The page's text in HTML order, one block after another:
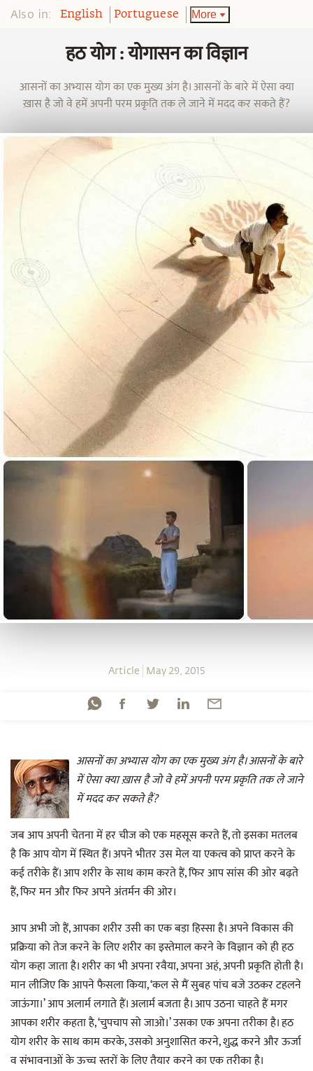
Also in: English Portuguese More
हठ योग : योगासन का विज्ञान
आसनों का अभ्यास योग का एक मुख्य अंग है। आसनों के बारे में ऐसा क्या
ख़ास है जो वे हमें अपनी परम प्रकृति तक ले जाने में मदद कर सकते हैं?
Article May 29, 2015
आसनों का अभ्यास योग का एक मुख्य अंग है। आसनों के बारे
में ऐसा क्या ख़ास है जो वे हमें अपनी परम प्रकृति तक ले जाने
में मदद कर सकते हैं?
जब आप अपनी चेतना में हर चीज को एक महसूस करते हैं, तो इसका मतलब
है कि आप योग में स्थित हैं। अपने भीतर उस मेल या एकत्व को प्राप्त करने के
कई तरीके हैं। आप शरीर के साथ काम करते हैं, फिर आप सांस की ओर बढ़ते
हैं, फिर मन और फिर अपने अंतर्मन की ओर।
आप अभी जो हैं, आपका शरीर उसी का एक बड़ा हिस्सा है। अपने विकास की
प्रक्रिया को तेज करने के लिए शरीर का इस्तेमाल करने के विज्ञान को ही हठ
योग कहा जाता है। शरीर का भी अपना रवैया, अपना अहं, अपनी प्रकृति होती है।
मान लीजिए कि आपने फैसला किया, ‘कल से मैं सुबह पांच बजे उठकर टहलने
जाऊंगा।’ आप अलार्म लगाते हैं। अलार्म बजता है। आप उठना चाहते हैं मगर
आपका शरीर कहता है, ‘चुपचाप सो जाओ।’ उसका एक अपना तरीका है। हठ
योग शरीर के साथ काम करके, उसको अनुशासित करने, शुद्ध करने और ऊर्जा
व संभावनाओं के ऊच्च स्तरों के लिए तैयार करने का एक तरीका है।